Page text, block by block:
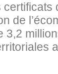
de